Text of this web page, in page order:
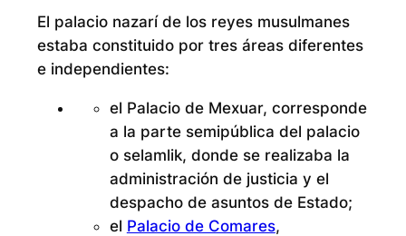
El palacio nazarí de los reyes musulmanes
estaba constituido por tres áreas diferentes
e independientes:
el Palacio de Mexuar, corresponde
a la parte semipública del palacio
o selamlik, donde se realizaba la
administración de justicia y el
despacho de asuntos de Estado;
el Palacio de Comares,